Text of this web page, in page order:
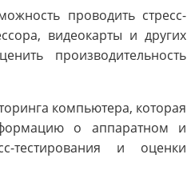
проводить стресс-
видеокарты и других
производительность
компьютера, которая
о аппаратном и
тестирования и оценки